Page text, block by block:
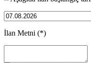
İlan Metni (*)